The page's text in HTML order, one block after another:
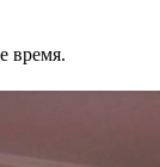
время.